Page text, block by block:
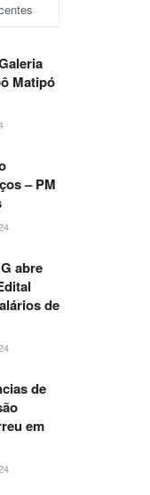
Matipó
– PM
abre
de
de
em